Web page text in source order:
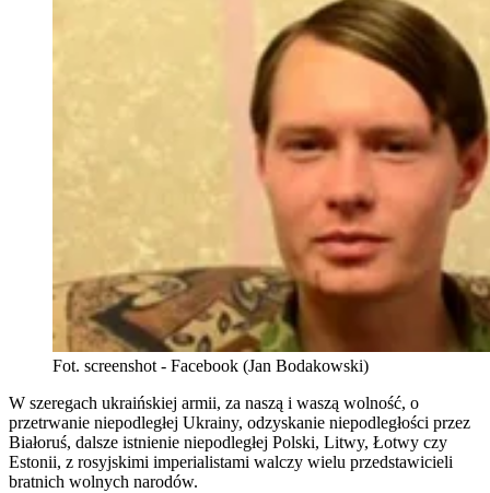
Fot. screenshot - Facebook (Jan Bodakowski)
W szeregach ukraińskiej armii, za naszą i waszą wolność, o
przetrwanie niepodległej Ukrainy, odzyskanie niepodległości przez
Białoruś, dalsze istnienie niepodległej Polski, Litwy, Łotwy czy
Estonii, z rosyjskimi imperialistami walczy wielu przedstawicieli
bratnich wolnych narodów.